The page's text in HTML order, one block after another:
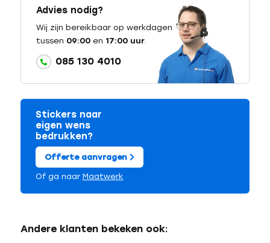
Advies nodig?
Wij zijn bereikbaar op werkdagen
tussen 09:00en 17:00 uur.
085 130 4010
Stickers naar
eigen wens
bedrukken?
Offerte aanvragen
Of ga naar Maatwerk
Andere klanten bekeken ook: